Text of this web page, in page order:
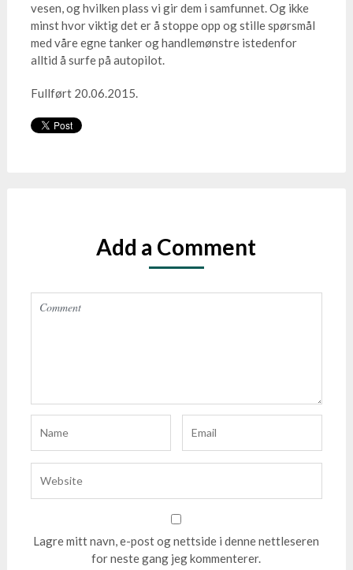
vesen, og hvilken plass vi gir dem i samfunnet. Og ikke
minst hvor viktig det er å stoppe opp og stille spørsmål
med våre egne tanker og handlemønstre istedenfor
alltid å surfe på autopilot.
Fullført 20.06.2015.
Add a Comment
Lagre mitt navn, e-post og nettside i denne nettleseren
for neste gang jeg kommenterer.